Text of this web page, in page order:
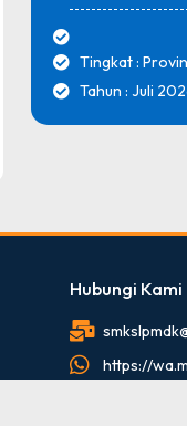
Tingkat :
Tahun : Juli
Hubungi Kami
https://